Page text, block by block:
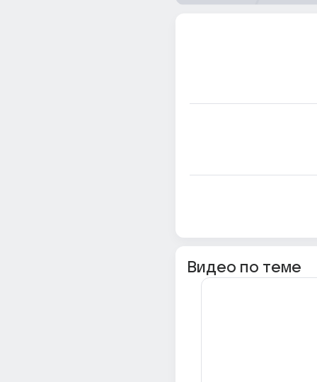
Видео по теме